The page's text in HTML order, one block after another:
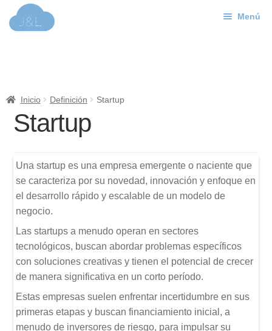
Menú
Inicio Definición Startup
Startup
Una startup es una empresa emergente o naciente que
se caracteriza por su novedad, innovación y enfoque en
el desarrollo rápido y escalable de un modelo de
negocio.
Las startups a menudo operan en sectores
tecnológicos, buscan abordar problemas específicos
con soluciones creativas y tienen el potencial de crecer
de manera significativa en un corto período.
Estas empresas suelen enfrentar incertidumbre en sus
primeras etapas y buscan financiamiento inicial, a
menudo de inversores de riesgo, para impulsar su